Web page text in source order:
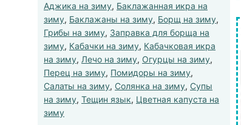
Аджика на зиму, Баклажанная икра на
зиму, Баклажаны на зиму, Борщ на зиму,
Грибы на зиму, Заправка для борща на
зиму, Кабачки на зиму, Кабачковая икра
на зиму, Лечо на зиму, Огурцы на зиму,
Перец на зиму, Помидоры на зиму,
Салаты на зиму, Солянка на зиму, Супы
на зиму, Тещин язык, Цветная капуста на
зиму